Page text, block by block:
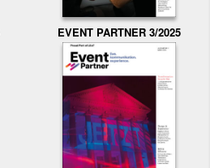
EVENT PARTNER 3/2025